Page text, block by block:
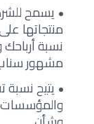
يسمح
منتجاتها
نسبة
مشهور
يتيح
والمؤسسات